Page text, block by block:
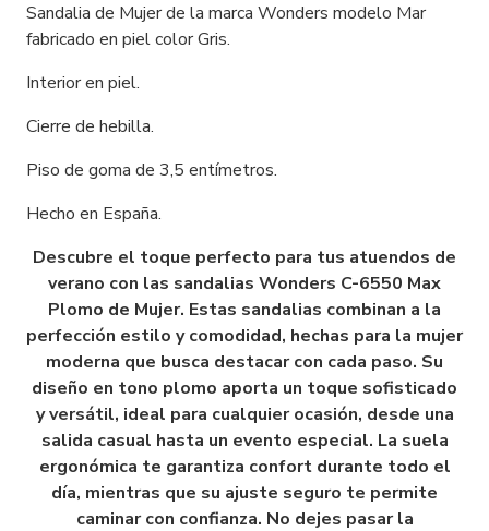
Sandalia de Mujer de la marca Wonders modelo Mar
fabricado en piel color Gris.
Interior en piel.
Cierre de hebilla.
Piso de goma de 3,5 entímetros.
Hecho en España.
Descubre el toque perfecto para tus atuendos de
verano con las sandalias Wonders C-6550 Max
Plomo de Mujer. Estas sandalias combinan a la
perfección estilo y comodidad, hechas para la mujer
moderna que busca destacar con cada paso. Su
diseño en tono plomo aporta un toque sofisticado
y versátil, ideal para cualquier ocasión, desde una
salida casual hasta un evento especial. La suela
ergonómica te garantiza confort durante todo el
día, mientras que su ajuste seguro te permite
caminar con confianza. No dejes pasar la